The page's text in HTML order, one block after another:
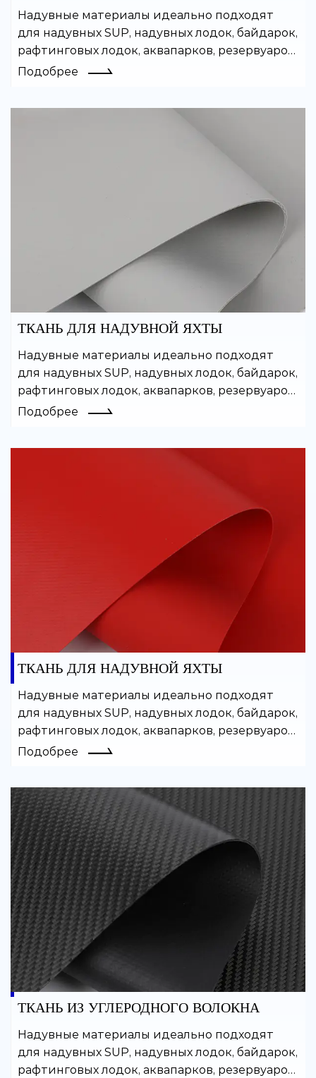
Надувные материалы идеально подходят
для надувных SUP, надувных лодок, байдарок,
рафтинговых лодок, аквапарков, резервуаров
для воды и многих других надувных изделий.
Подобрее
ТКАНЬ ДЛЯ НАДУВНОЙ ЯХТЫ
Надувные материалы идеально подходят
для надувных SUP, надувных лодок, байдарок,
рафтинговых лодок, аквапарков, резервуаров
для воды и многих других надувных изделий.
Подобрее
ТКАНЬ ДЛЯ НАДУВНОЙ ЯХТЫ
Надувные материалы идеально подходят
для надувных SUP, надувных лодок, байдарок,
рафтинговых лодок, аквапарков, резервуаров
для воды и многих других надувных изделий.
воздухонепроницаемостью.
Подобрее
ТКАНЬ ИЗ УГЛЕРОДНОГО ВОЛОКНА
Надувные материалы идеально подходят
для надувных SUP, надувных лодок, байдарок,
рафтинговых лодок, аквапарков, резервуаров